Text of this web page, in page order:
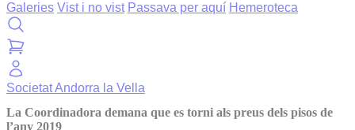
Galeries Vist i no vist Passava per aquí Hemeroteca
SocietatAndorra la Vella
La Coordinadora demana que es torni als preus dels pisos de
l’any 2019